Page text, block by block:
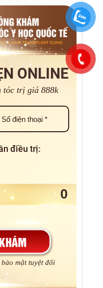
ONLINE
tóc trị giá 888k
điều trị:
mật tuyệt đối